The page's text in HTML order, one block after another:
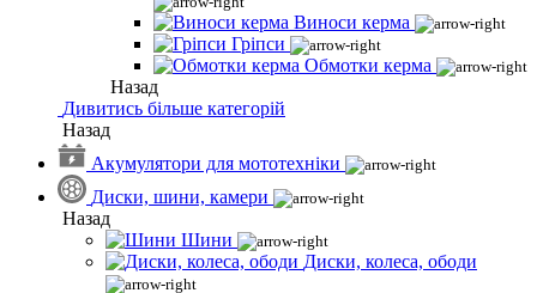
Виноси керма
Гріпси
Обмотки керма
Назад
Дивитись більше категорій
Назад
Акумулятори для мототехніки
Диски, шини, камери
Назад
Шини
Диски, колеса, ободи